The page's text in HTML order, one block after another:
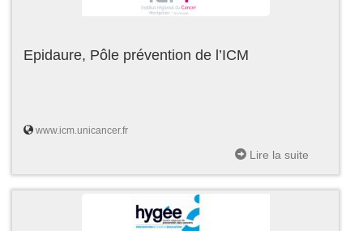
Epidaure, Pôle prévention de l’ICM
www.icm.unicancer.fr
Lire la suite